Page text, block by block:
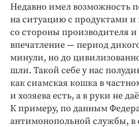
Издания
Медиаперсона
Интересное чтиво
Клиника года
Бренд года
Работодатель года
Недавно имел возможность
на ситуацию с продуктами и
со стороны производителя
впечатление — период
минули, но до
шли. Такой себе у нас
как сиамская кошка в
и хозяева есть, а в руки не
К примеру, по данным
антимонопольной службы, в